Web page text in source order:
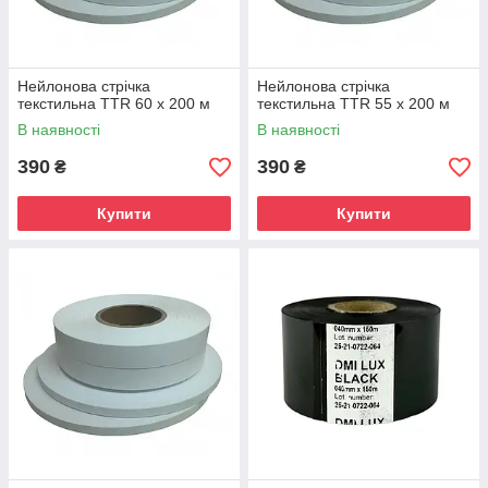
Нейлонова стрічка
текстильна TTR 60 х 200 м
В наявності
390 ₴
Купити
Нейлонова стрічка
текстильна TTR 55 х 200 м
В наявності
390 ₴
Купити